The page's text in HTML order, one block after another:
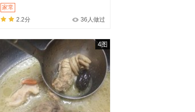
家常
2.2分
36人做过
4图